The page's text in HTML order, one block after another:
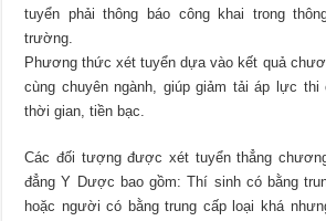
tuyển phải thông báo công khai trong
trường.
Phương thức xét tuyển dựa vào kết quả
cùng chuyên ngành, giúp giảm tải áp lực
thời gian, tiền bạc.
Các đối tượng được xét tuyển thẳng
đẳng Y Dược bao gồm: Thí sinh có bằng
hoặc người có bằng trung cấp loại khá